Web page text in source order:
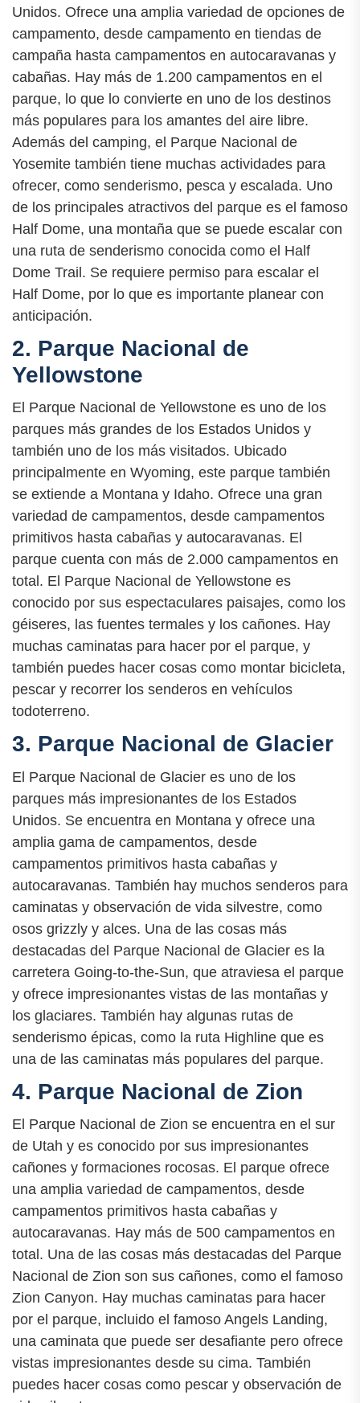
Unidos. Ofrece una amplia variedad de opciones de
campamento, desde campamento en tiendas de
campaña hasta campamentos en autocaravanas y
cabañas. Hay más de 1.200 campamentos en el
parque, lo que lo convierte en uno de los destinos
más populares para los amantes del aire libre.
Además del camping, el Parque Nacional de
Yosemite también tiene muchas actividades para
ofrecer, como senderismo, pesca y escalada. Uno
de los principales atractivos del parque es el famoso
Half Dome, una montaña que se puede escalar con
una ruta de senderismo conocida como el Half
Dome Trail. Se requiere permiso para escalar el
Half Dome, por lo que es importante planear con
anticipación.
2. Parque Nacional de
Yellowstone
El Parque Nacional de Yellowstone es uno de los
parques más grandes de los Estados Unidos y
también uno de los más visitados. Ubicado
principalmente en Wyoming, este parque también
se extiende a Montana y Idaho. Ofrece una gran
variedad de campamentos, desde campamentos
primitivos hasta cabañas y autocaravanas. El
parque cuenta con más de 2.000 campamentos en
total. El Parque Nacional de Yellowstone es
conocido por sus espectaculares paisajes, como los
géiseres, las fuentes termales y los cañones. Hay
muchas caminatas para hacer por el parque, y
también puedes hacer cosas como montar bicicleta,
pescar y recorrer los senderos en vehículos
todoterreno.
3. Parque Nacional de Glacier
El Parque Nacional de Glacier es uno de los
parques más impresionantes de los Estados
Unidos. Se encuentra en Montana y ofrece una
amplia gama de campamentos, desde
campamentos primitivos hasta cabañas y
autocaravanas. También hay muchos senderos para
caminatas y observación de vida silvestre, como
osos grizzly y alces. Una de las cosas más
destacadas del Parque Nacional de Glacier es la
carretera Going-to-the-Sun, que atraviesa el parque
y ofrece impresionantes vistas de las montañas y
los glaciares. También hay algunas rutas de
senderismo épicas, como la ruta Highline que es
una de las caminatas más populares del parque.
4. Parque Nacional de Zion
El Parque Nacional de Zion se encuentra en el sur
de Utah y es conocido por sus impresionantes
cañones y formaciones rocosas. El parque ofrece
una amplia variedad de campamentos, desde
campamentos primitivos hasta cabañas y
autocaravanas. Hay más de 500 campamentos en
total. Una de las cosas más destacadas del Parque
Nacional de Zion son sus cañones, como el famoso
Zion Canyon. Hay muchas caminatas para hacer
por el parque, incluido el famoso Angels Landing,
una caminata que puede ser desafiante pero ofrece
vistas impresionantes desde su cima. También
puedes hacer cosas como pescar y observación de